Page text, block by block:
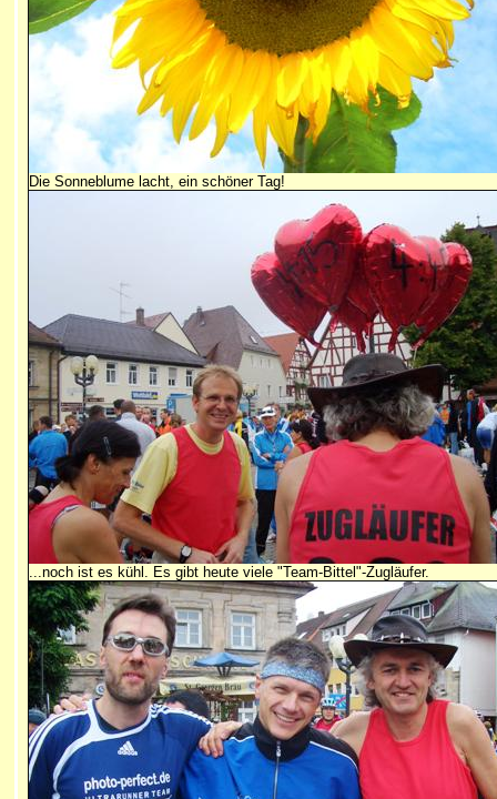
Die Sonneblume lacht, ein schöner Tag!
...noch ist es kühl. Es gibt heute viele "Team-Bittel"-Zugläufer.